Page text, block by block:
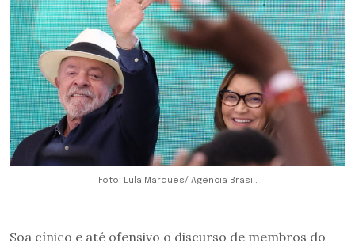
Foto: Lula Marques/ Agência Brasil.
Soa cínico e até ofensivo o discurso de membros do